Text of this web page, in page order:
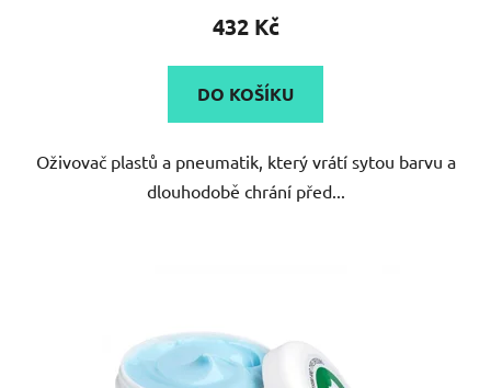
432 Kč
DO KOŠÍKU
Oživovač plastů a pneumatik, který vrátí sytou barvu a
dlouhodobě chrání před...